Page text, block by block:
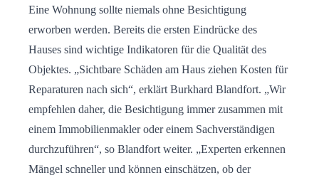
Eine Wohnung sollte niemals ohne Besichtigung
erworben werden. Bereits die ersten Eindrücke des
Hauses sind wichtige Indikatoren für die Qualität des
Objektes. „Sichtbare Schäden am Haus ziehen Kosten für
Reparaturen nach sich“, erklärt Burkhard Blandfort. „Wir
empfehlen daher, die Besichtigung immer zusammen mit
einem Immobilienmakler oder einem Sachverständigen
durchzuführen“, so Blandfort weiter. „Experten erkennen
Mängel schneller und können einschätzen, ob der